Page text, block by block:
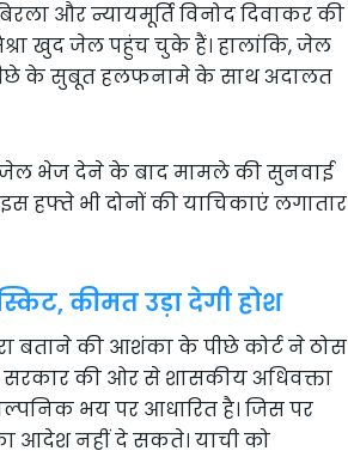
और न्यायमूर्ति विनोद दिवाकर की
खुद जेल पहुंच चुके हैं। हालांकि, जेल
पीछे के सुबूत हलफनामे के साथ अदालत
भेज देने के बाद मामले की सुनवाई
हफ्ते भी दोनों की याचिकाएं लगातार
कीमत उड़ा देगी होश
बताने की आशंका के पीछे कोर्ट ने ठोस
की ओर से शासकीय अधिवक्ता
भय पर आधारित है। जिस पर
आदेश नहीं दे सकते। याची को